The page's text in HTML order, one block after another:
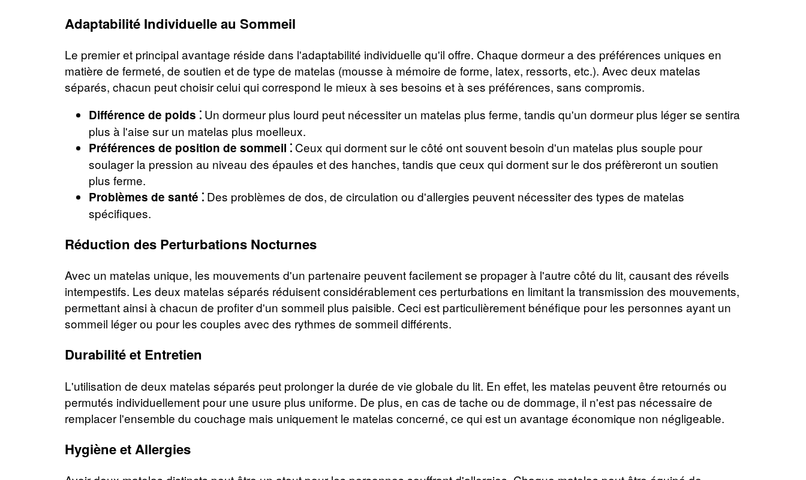
Adaptabilité Individuelle au Sommeil
Le premier et principal avantage réside dans l'adaptabilité individuelle qu'il offre. Chaque dormeur a des préférences uniques en
matière de fermeté, de soutien et de type de matelas (mousse à mémoire de forme, latex, ressorts, etc.). Avec deux matelas
séparés, chacun peut choisir celui qui correspond le mieux à ses besoins et à ses préférences, sans compromis.
Différence de poids ⁚Un dormeur plus lourd peut nécessiter un matelas plus ferme, tandis qu'un dormeur plus léger se sentira
plus à l'aise sur un matelas plus moelleux.
Préférences de position de sommeil ⁚Ceux qui dorment sur le côté ont souvent besoin d'un matelas plus souple pour
soulager la pression au niveau des épaules et des hanches, tandis que ceux qui dorment sur le dos préfèreront un soutien
plus ferme.
Problèmes de santé ⁚Des problèmes de dos, de circulation ou d'allergies peuvent nécessiter des types de matelas
spécifiques.
Réduction des Perturbations Nocturnes
Avec un matelas unique, les mouvements d'un partenaire peuvent facilement se propager à l'autre côté du lit, causant des réveils
intempestifs. Les deux matelas séparés réduisent considérablement ces perturbations en limitant la transmission des mouvements,
permettant ainsi à chacun de profiter d'un sommeil plus paisible. Ceci est particulièrement bénéfique pour les personnes ayant un
sommeil léger ou pour les couples avec des rythmes de sommeil différents.
Durabilité et Entretien
L'utilisation de deux matelas séparés peut prolonger la durée de vie globale du lit. En effet, les matelas peuvent être retournés ou
permutés individuellement pour une usure plus uniforme. De plus, en cas de tache ou de dommage, il n'est pas nécessaire de
remplacer l'ensemble du couchage mais uniquement le matelas concerné, ce qui est un avantage économique non négligeable.
Hygiène et Allergies